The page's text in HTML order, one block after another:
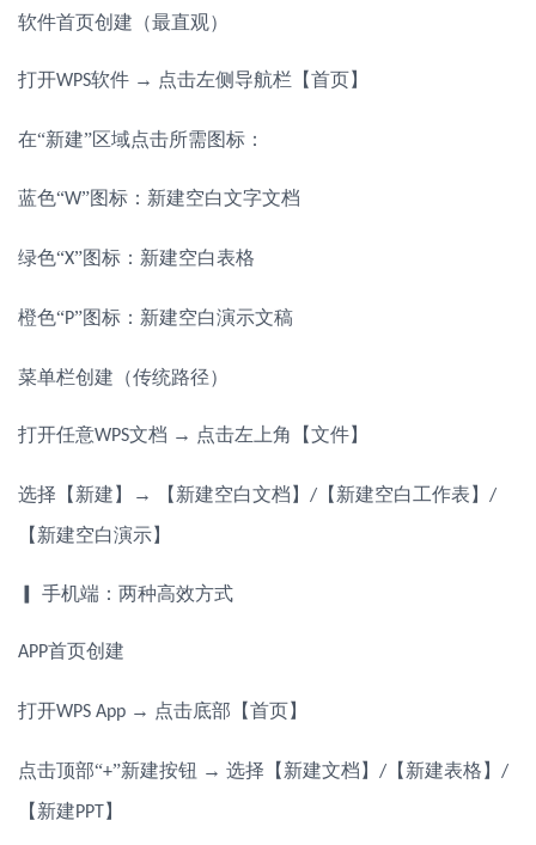
软件首页创建（最直观）
打开WPS软件 → 点击左侧导航栏【首页】
在“新建”区域点击所需图标：
蓝色“W”图标：新建空白文字文档
绿色“X”图标：新建空白表格
橙色“P”图标：新建空白演示文稿
菜单栏创建（传统路径）
打开任意WPS文档 → 点击左上角【文件】
选择【新建】 → 【新建空白文档】 / 【新建空白工作表】 /
【新建空白演示】
▎ 手机端：两种高效方式
APP首页创建
打开WPS App → 点击底部【首页】
点击顶部“+”新建按钮 → 选择【新建文档】 / 【新建表格】 /
【新建PPT 】